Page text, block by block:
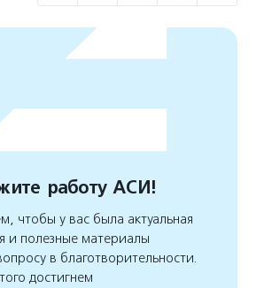
работу АСИ!
чтобы у вас была актуальная
и полезные материалы
в благотворительности.
достигнем